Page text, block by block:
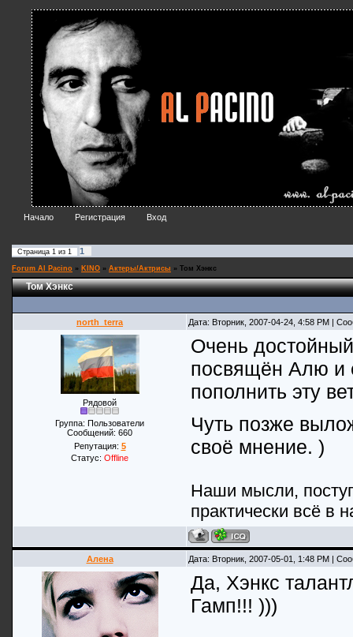
Начало Регистрация Вход
Страница 1 из 1 1
Forum Al Pacino » KINO » Актеры/Актрисы » Том Хэнкс
Том Хэнкс
north_terra Дата: Вторник, 2007-04-24, 4:58 PM |
Рядовой
Группа: Пользователи
Сообщений: 660
Репутация: 5
Статус: Offline
Очень
посвящён Алю и
пополнить эту
Чуть позже
своё мнение. )
Наши мысли,
практически всё в
Алена Дата: Вторник, 2007-05-01, 1:48 PM |
Да, Хэнкс
Гамп!!! )))